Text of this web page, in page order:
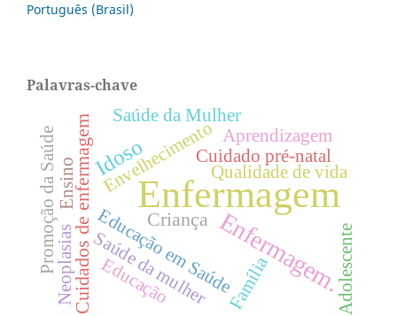
Português (Brasil)
Palavras-chave
Enfermagem
Enfermagem.
Idoso
Cuidados de enfermagem Criança
Cuidado pré-natal
Educação em Saúde
Envelhecimento
Saúde da mulher Adolescente
Família
Ensino
Neoplasias
Qualidade de vida
Promoção da Saúde
Saúde da Mulher
Aprendizagem
Educação